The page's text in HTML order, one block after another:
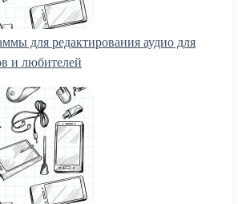
для редактирования аудио для
и любителей